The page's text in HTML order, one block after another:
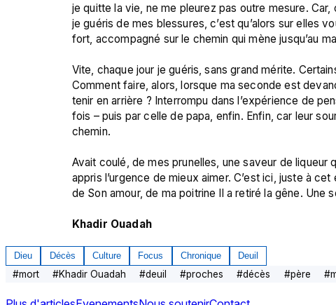
je quitte la vie, ne me pleurez pas outre mesure.
je guéris de mes blessures, c’est qu’alors sur elles
fort, accompagné sur le chemin qui mène jusqu’au
Vite, chaque jour je guéris, sans grand mérite.
Comment faire, alors, lorsque ma seconde est
tenir en arrière ? Interrompu dans l’expérience de
fois – puis par celle de papa, enfin. Enfin, car leur
chemin.
Avait coulé, de mes prunelles, une saveur de liqueur
appris l’urgence de mieux aimer. C’est ici, juste à
de Son amour, de ma poitrine Il a retiré la gêne.
Khadir Ouadah
Dieu Décès Culture Focus Chronique Deuil
#mort #Khadir Ouadah #deuil #proches #décès #père #